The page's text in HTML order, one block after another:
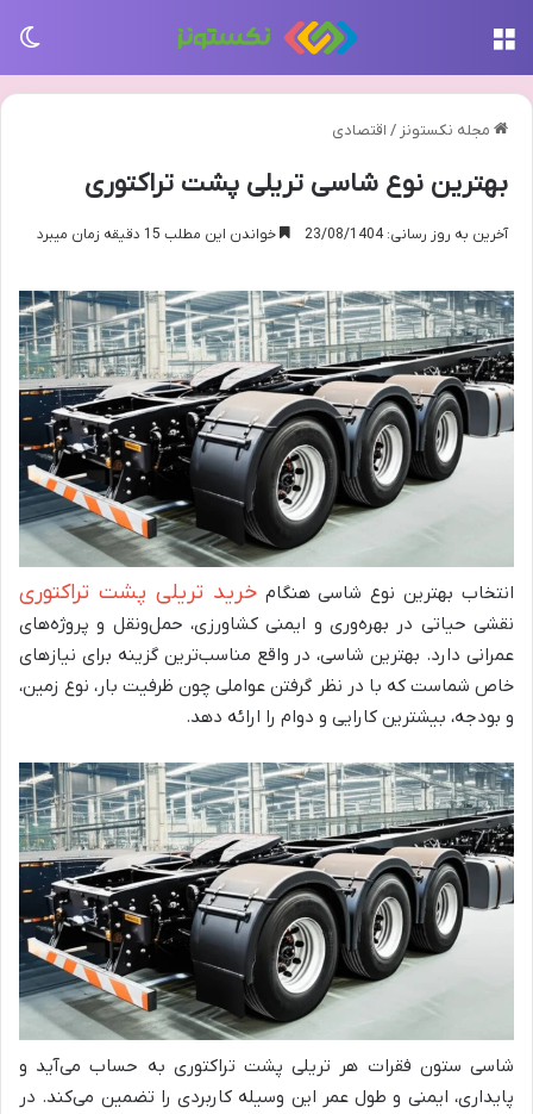
مجله نکستونز / اقتصادی
بهترین نوع شاسی تریلی پشت تراکتوری
آخرین به روز رسانی: 23/08/1404 خواندن این مطلب 15 دقیقه زمان میبرد
انتخاب بهترین نوع شاسی هنگامخرید تریلی پشت تراکتوری
نقشی حیاتی در بهره‌وری و ایمنی کشاورزی، حمل‌ونقل و پروژه‌های
عمرانی دارد. بهترین شاسی، در واقع مناسب‌ترین گزینه برای نیازهای
خاص شماست که با در نظر گرفتن عواملی چون ظرفیت بار، نوع زمین،
و بودجه، بیشترین کارایی و دوام را ارائه دهد.
شاسی ستون فقرات هر تریلی پشت تراکتوری به حساب می‌آید و
پایداری، ایمنی و طول عمر این وسیله کاربردی را تضمین می‌کند. در